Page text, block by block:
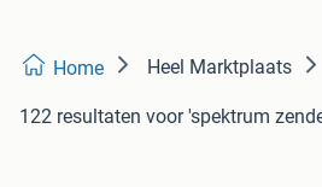
Home Heel Marktplaats
122 resultaten voor 'spektrum